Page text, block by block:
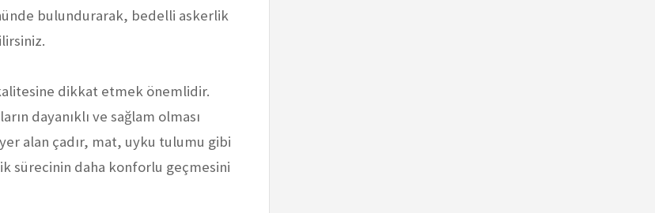
bulundurarak, bedelli askerlik
dikkat etmek önemlidir.
dayanıklı ve sağlam olması
alan çadır, mat, uyku tulumu gibi
sürecinin daha konforlu geçmesini